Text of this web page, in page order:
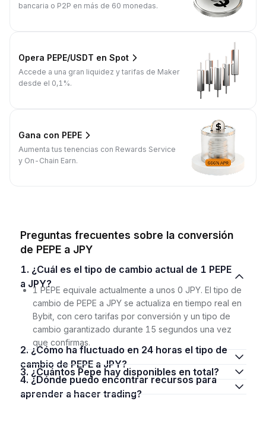
bancaria o P2P en más de 60 monedas.
Opera PEPE/USDT en Spot
Accede a una gran liquidez y tarifas de Maker
desde el 0,1%.
Gana con PEPE
Aumenta tus tenencias con Rewards Service
y On-Chain Earn.
Preguntas frecuentes sobre la conversión
de PEPE a JPY
1. ¿Cuál es el tipo de cambio actual de 1 PEPE
a JPY?
1 PEPE equivale actualmente a unos 0 JPY. El tipo de
cambio de PEPE a JPY se actualiza en tiempo real en
Bybit, con cero tarifas por conversión y un tipo de
cambio garantizado durante 15 segundos una vez
que confirmas.
2. ¿Cómo ha fluctuado en 24 horas el tipo de
cambio de PEPE a JPY?
3. ¿Cuántos Pepe hay disponibles en total?
4. ¿Dónde puedo encontrar recursos para
aprender a hacer trading?